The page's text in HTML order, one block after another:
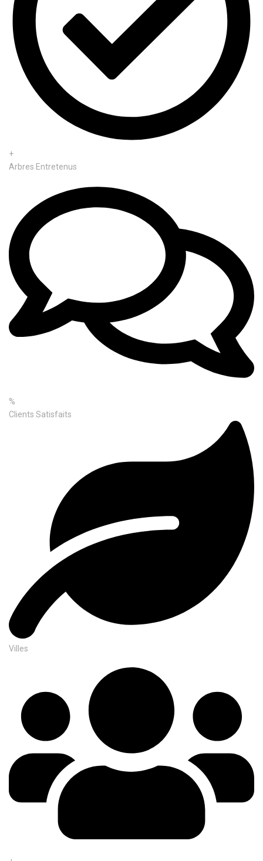
+
Arbres Entretenus
%
Clients Satisfaits
Villes